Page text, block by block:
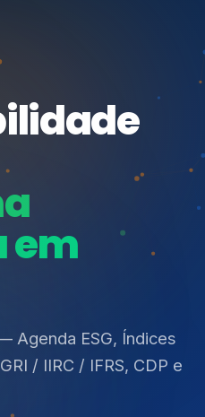
E INTEGRADOS
que
em ISO 27001,
ISO 9001, ISO
— Gestão de